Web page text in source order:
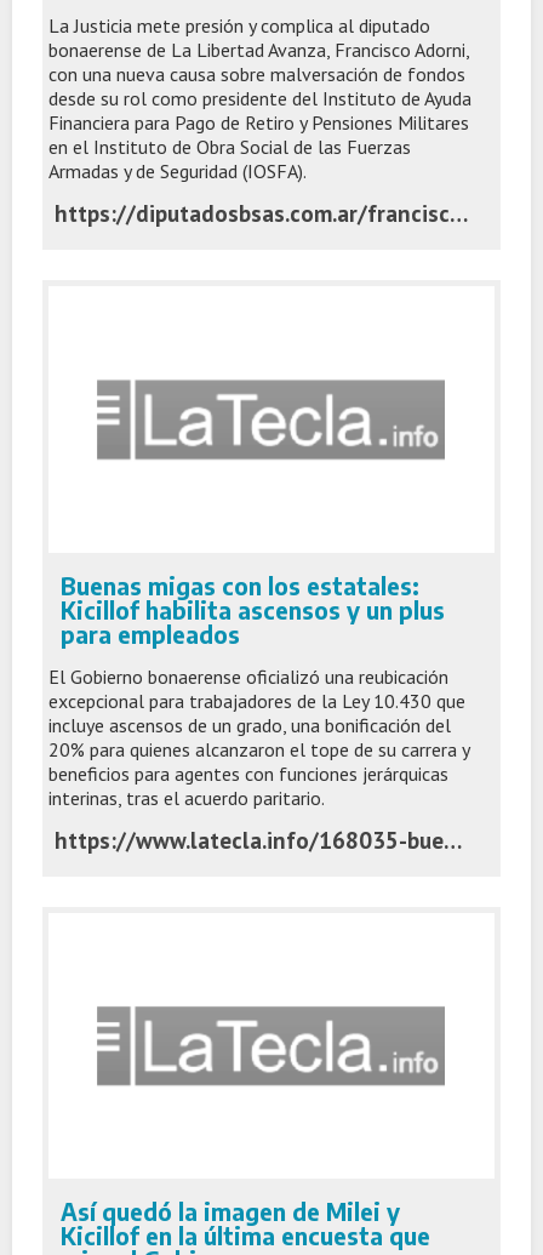
La Justicia mete presión y complica al diputado
bonaerense de La Libertad Avanza, Francisco Adorni,
con una nueva causa sobre malversación de fondos
desde su rol como presidente del Instituto de Ayuda
Financiera para Pago de Retiro y Pensiones Militares
en el Instituto de Obra Social de las Fuerzas
Armadas y de Seguridad (IOSFA).
https://diputadosbsas.com.ar/francisco-adorni-causa-malversacion-de-fondos/
Buenas migas con los estatales:
Kicillof habilita ascensos y un plus
para empleados
El Gobierno bonaerense oficializó una reubicación
excepcional para trabajadores de la Ley 10.430 que
incluye ascensos de un grado, una bonificación del
20% para quienes alcanzaron el tope de su carrera y
beneficios para agentes con funciones jerárquicas
interinas, tras el acuerdo paritario.
https://www.latecla.info/168035-buenas-migas-con-los-estatales-kicillof-habilita-ascensos-y-un-plus-para-empleados-publicos
Así quedó la imagen de Milei y
Kicillof en la última encuesta que